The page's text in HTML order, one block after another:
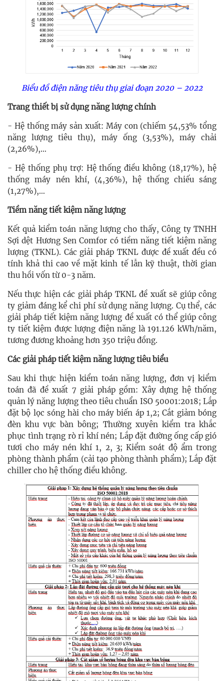
Biểu đồ điện năng tiêu thụ giai đoạn 2020 – 2022
Trang thiết bị sử dụng năng lượng chính
- Hệ thống máy sản xuất: Máy con (chiếm 54,53% tổng
năng lượng tiêu thụ), máy ống (3,53%), máy chải
(2,26%),…
- Hệ thống phụ trợ: Hệ thống điều không (18,17%), hệ
thống máy nén khí, (4,36%), hệ thống chiếu sáng
(1,27%),…
Tiềm năng tiết kiệm năng lượng
Kết quả kiểm toán năng lượng cho thấy, Công ty TNHH
Sợi dệt Hương Sen Comfor có tiềm năng tiết kiệm năng
lượng (TKNL). Các giải pháp TKNL được đề xuất đều có
tính khả thi cao về mặt kinh tế lẫn kỹ thuật, thời gian
thu hồi vốn từ 0-3 năm.
Nếu thực hiện các giải pháp TKNL đề xuất sẽ giúp công
ty giảm đáng kể chi phí sử dụng năng lượng. Cụ thể, các
giải pháp tiết kiệm năng lượng đề xuất có thể giúp công
ty tiết kiệm được lượng điện năng là 191.126 kWh/năm,
tương đương khoảng hơn 350 triệu đồng.
Các giải pháptiết kiệm năng lượngtiêu biểu
Sau khi thực hiện kiểm toán năng lượng, đơn vị kiểm
toán đã đề xuất 7 giải pháp gồm: Xây dựng hệ thống
quản lý năng lượng theo tiêu chuẩn ISO 50001:2018; Lắp
đặt bộ lọc sóng hài cho máy biến áp 1,2; Cắt giảm bóng
đèn khu vực bàn bông; Thường xuyên kiểm tra khắc
phục tình trạng rò rỉ khí nén; Lắp đặt đường ống cấp gió
tươi cho máy nén khí 1, 2, 3; Kiểm soát độ ẩm trong
phòng thành phẩm (cải tạo phòng thành phẩm); Lắp đặt
chiller cho hệ thống điều không.